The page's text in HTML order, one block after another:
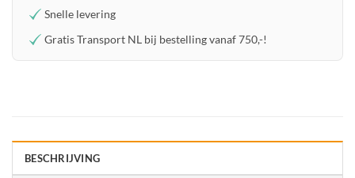
Snelle levering
Gratis Transport NL bij bestelling vanaf 750,-!
BESCHRIJVING